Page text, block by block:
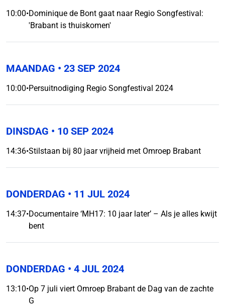
10:00•Dominique de Bont gaat naar Regio Songfestival:
'Brabant is thuiskomen'
MAANDAG • 23 SEP 2024
10:00•Persuitnodiging Regio Songfestival 2024
DINSDAG • 10 SEP 2024
14:36•Stilstaan bij 80 jaar vrijheid met Omroep Brabant
DONDERDAG • 11 JUL 2024
14:37•Documentaire ‘MH17: 10 jaar later’ – Als je alles kwijt
bent
DONDERDAG • 4 JUL 2024
13:10•Op 7 juli viert Omroep Brabant de Dag van de zachte
G